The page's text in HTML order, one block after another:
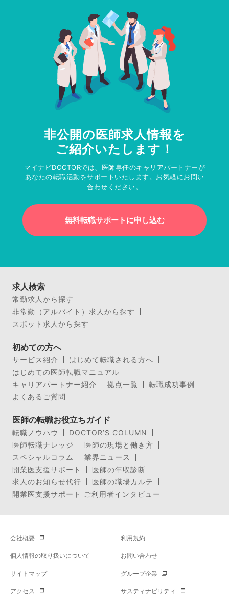
非公開の医師求人情報を
ご紹介いたします！
マイナビDOCTORでは、医師専任のキャリアパートナーが
あなたの転職活動をサポートいたします。お気軽にお問い
合わせください。
無料転職サポートに申し込む
求人検索
常勤求人から探す
非常勤（アルバイト）求人から探す
スポット求人から探す
初めての方へ
サービス紹介
はじめて転職される方へ
はじめての医師転職マニュアル
キャリアパートナー紹介
拠点一覧
転職成功事例
よくあるご質問
医師の転職お役立ちガイド
転職ノウハウ
DOCTOR’S COLUMN
医師転職ナレッジ
医師の現場と働き方
スペシャルコラム
業界ニュース
開業医支援サポート
医師の年収診断
求人のお知らせ代行
医師の職場カルテ
開業医支援サポート ご利用者インタビュー
会社概要 利用規約
個人情報の取り扱いについて お問い合わせ
サイトマップ グループ企業
アクセス サスティナビリティ